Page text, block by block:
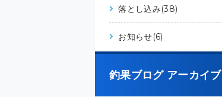
落とし込み(38)
お知らせ(6)
釣果ブログ アーカイブ